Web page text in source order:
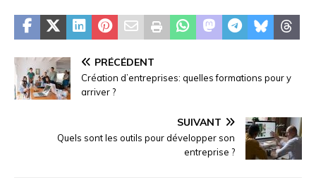
PRÉCÉDENT
Création d’entreprises: quelles formations pour y
arriver ?
SUIVANT
Quels sont les outils pour développer son
entreprise ?